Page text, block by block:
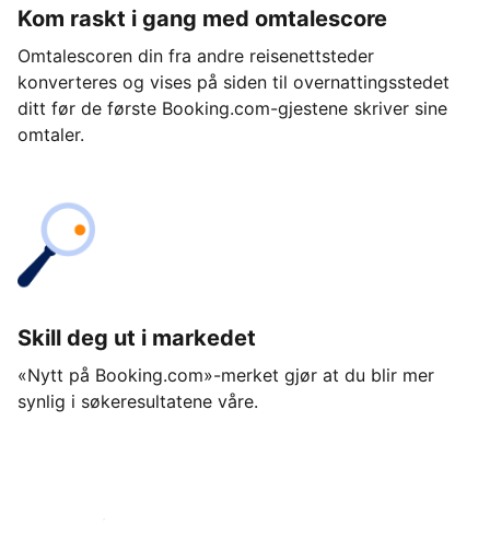
Kom raskt i gang med omtalescore
Omtalescoren din fra andre reisenettsteder
konverteres og vises på siden til overnattingsstedet
ditt før de første Booking.com-gjestene skriver sine
omtaler.
Skill deg ut i markedet
«Nytt på Booking.com»-merket gjør at du blir mer
synlig i søkeresultatene våre.
Kom i gang i dag